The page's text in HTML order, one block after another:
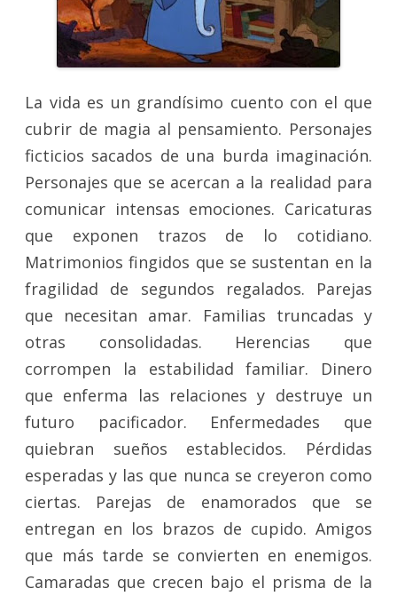
La vida es un grandísimo cuento con el que
cubrir de magia al pensamiento. Personajes
ficticios sacados de una burda imaginación.
Personajes que se acercan a la realidad para
comunicar intensas emociones. Caricaturas
que exponen trazos de lo cotidiano.
Matrimonios fingidos que se sustentan en la
fragilidad de segundos regalados. Parejas
que necesitan amar. Familias truncadas y
otras consolidadas. Herencias que
corrompen la estabilidad familiar. Dinero
que enferma las relaciones y destruye un
futuro pacificador. Enfermedades que
quiebran sueños establecidos. Pérdidas
esperadas y las que nunca se creyeron como
ciertas. Parejas de enamorados que se
entregan en los brazos de cupido. Amigos
que más tarde se convierten en enemigos.
Camaradas que crecen bajo el prisma de la